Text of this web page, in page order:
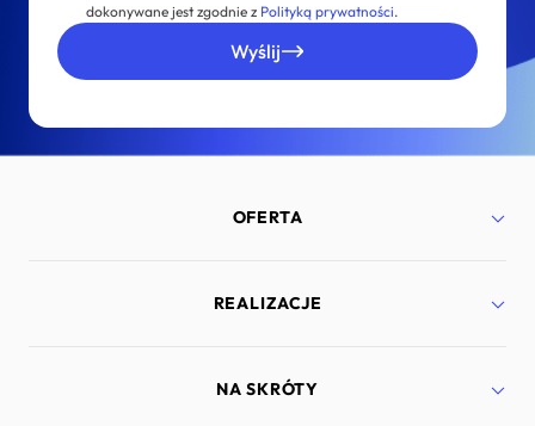
dokonywane jest zgodnie z Polityką prywatności.
Wyślij
OFERTA
Strony internetowe
Marketing internetowy
REALIZACJE
Port Lotniczy Gdańsk
NA SKRÓTY